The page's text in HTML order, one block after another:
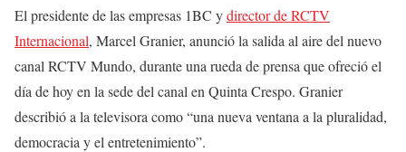
El presidente de las empresas 1BC ydirector de RCTV
Internacional, Marcel Granier, anunció la salida al aire del nuevo
canal RCTV Mundo, durante una rueda de prensa que ofreció el
día de hoy en la sede del canal en Quinta Crespo. Granier
describió a la televisora como “una nueva ventana a la pluralidad,
democracia y el entretenimiento”.